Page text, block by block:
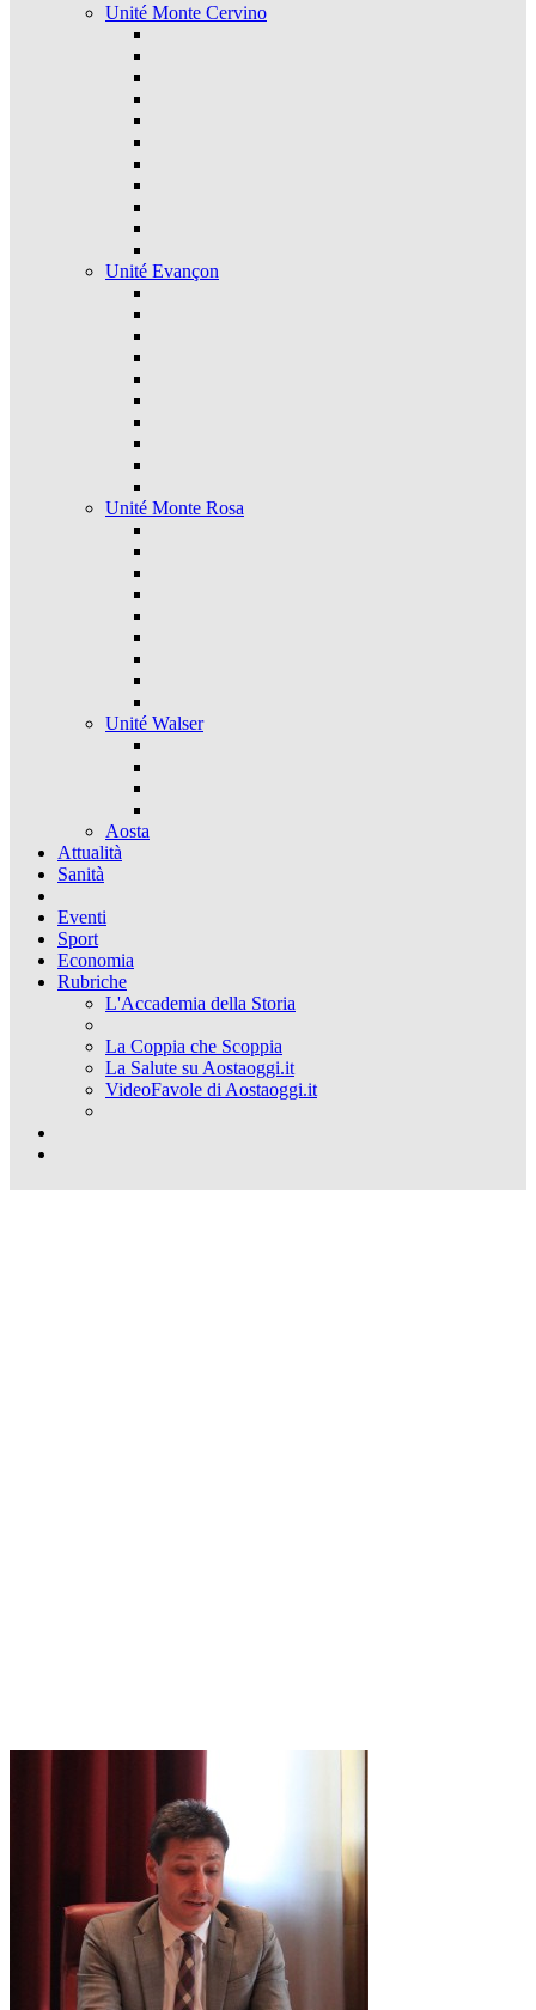
Unité Monte Cervino
Unité Evançon
Unité Monte Rosa
Unité Walser
Aosta
Attualità
Sanità
Eventi
Sport
Economia
Rubriche
L'Accademia della Storia
La Coppia che Scoppia
La Salute su Aostaoggi.it
VideoFavole di Aostaoggi.it